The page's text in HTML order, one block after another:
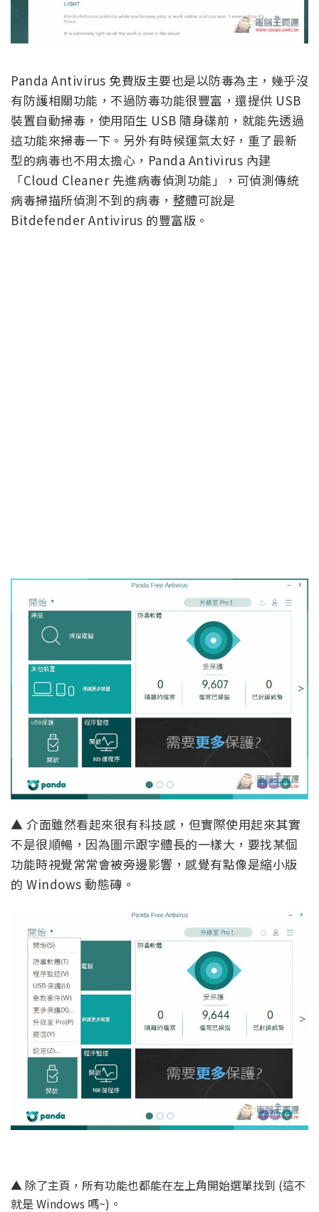
Panda Antivirus 免費版主要也是以防毒為主，幾乎沒
有防護相關功能，不過防毒功能很豐富，還提供 USB
裝置自動掃毒，使用陌生 USB 隨身碟前，就能先透過
這功能來掃毒一下。另外有時候運氣太好，重了最新
型的病毒也不用太擔心，Panda Antivirus 內建
「Cloud Cleaner 先進病毒偵測功能」，可偵測傳統
病毒掃描所偵測不到的病毒，整體可說是
Bitdefender Antivirus 的豐富版。
▲ 介面雖然看起來很有科技感，但實際使用起來其實
不是很順暢，因為圖示跟字體長的一樣大，要找某個
功能時視覺常常會被旁邊影響，感覺有點像是縮小版
的 Windows 動態磚。
▲ 除了主頁，所有功能也都能在左上角開始選單找到 (這不
就是 Windows 嗎~)。